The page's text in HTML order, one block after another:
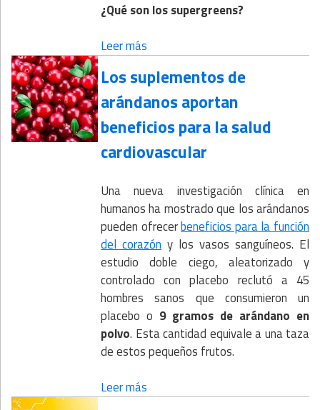
¿Qué son los supergreens?
Leer más
Los suplementos de
arándanos aportan
beneficios para la salud
cardiovascular
Una nueva investigación clínica en
humanos ha mostrado que los arándanos
pueden ofrecerbeneficios para la función
del corazón y los vasos sanguíneos. El
estudio doble ciego, aleatorizado y
controlado con placebo reclutó a 45
hombres sanos que consumieron un
placebo o 9 gramos de arándano en
polvo. Esta cantidad equivale a una taza
de estos pequeños frutos.
Leer más